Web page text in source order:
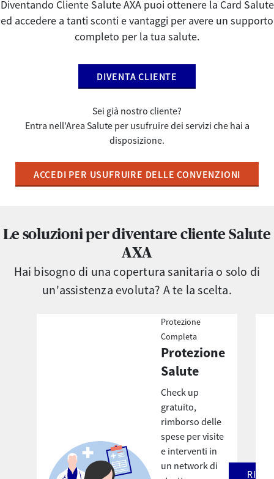
Diventando Cliente Salute AXA puoi ottenere la Card Salute
ed accedere a tanti sconti e vantaggi per avere un supporto
completo per la tua salute.
DIVENTA CLIENTE
Sei già nostro cliente?
​​​​​​​Entra nell'Area Salute per usufruire dei servizi che hai a
disposizione.
ACCEDI PER USUFRUIRE DELLE CONVENZIONI
Le soluzioni per diventare cliente Salute
AXA
Hai bisogno di una copertura sanitaria o solo di
un'assistenza evoluta? A te la scelta.
Protezione
Completa
Protezione
Salute
Check up
gratuito,
rimborso delle
spese per visite
e interventi in
un network di